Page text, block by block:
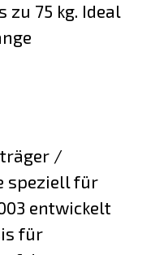
zu 75 kg. Ideal
/
speziell für
entwickelt
für